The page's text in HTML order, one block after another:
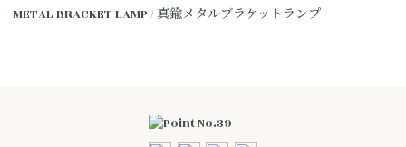
METAL BRACKET LAMP / 真鍮メタルブラケットランプ